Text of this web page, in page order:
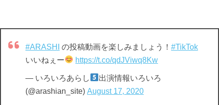
#ARASHI の投稿動画を楽しみましょう！ #TikTok
いいねぇー
https://t.co/qdJViwq8Kw
— いろいろあらし
出演情報いろいろ
(@arashian_site) August 17, 2020